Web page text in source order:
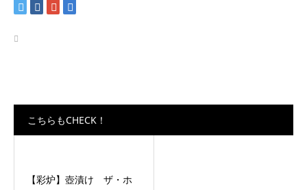
こちらもCHECK！
【彩炉】壺漬け ザ・ホ